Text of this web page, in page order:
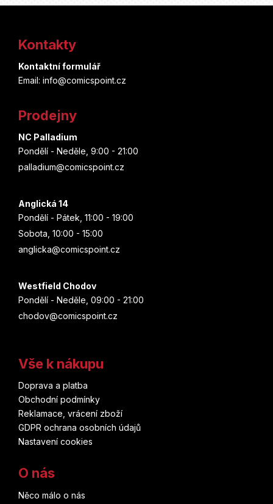
Kontakty
Kontaktní formulář
Email: info@comicspoint.cz
Prodejny
NC Palladium
Pondělí - Neděle, 9:00 - 21:00
palladium@comicspoint.cz
Anglická 14
Pondělí - Pátek, 11:00 - 19:00
Sobota, 10:00 - 15:00
anglicka@comicspoint.cz
Westfield Chodov
Pondělí - Neděle, 09:00 - 21:00
chodov@comicspoint.cz
Vše k nákupu
Doprava a platba
Obchodní podmínky
Reklamace, vrácení zboží
GDPR ochrana osobních údajů
Nastavení cookies
O nás
Něco málo o nás